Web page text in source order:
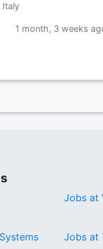
Italy
1 month, 3 weeks
Jobs at
Jobs at